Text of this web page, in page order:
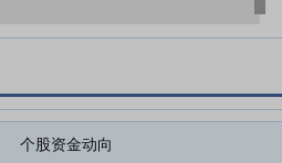
个股资金动向